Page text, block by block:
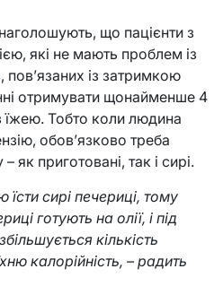
що пацієнти з
які не мають проблем із
пов’язаних із затримкою
отримувати щонайменше 4
їжею. Тобто коли людина
обов’язково треба
як приготовані, так і сирі.
сирі печериці, тому
готують на олії, і під
кількість
калорійність, – радить